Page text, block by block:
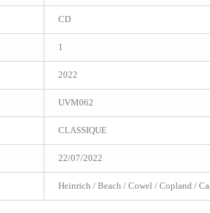
CD
1
2022
UVM062
CLASSIQUE
22/07/2022
Heinrich / Beach / Cowel / Copland /